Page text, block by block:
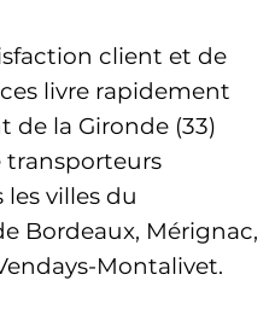
client et de
livre
de la Gironde (33)
transporteurs
villes du
Bordeaux, Mérignac,
Montalivet.